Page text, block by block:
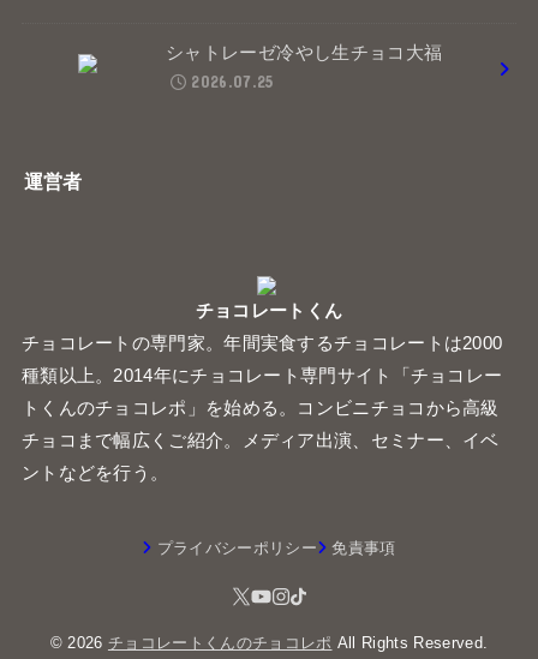
シャトレーゼ冷やし生チョコ大福
2026.07.25
運営者
チョコレートくん
チョコレートの専門家。年間実食するチョコレートは2000
種類以上。2014年にチョコレート専門サイト「チョコレー
トくんのチョコレポ」を始める。コンビニチョコから高級
チョコまで幅広くご紹介。メディア出演、セミナー、イベ
ントなどを行う。
プライバシーポリシー 免責事項
© 2026 チョコレートくんのチョコレポ All Rights Reserved.